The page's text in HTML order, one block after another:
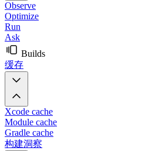
Observe
Optimize
Run
Ask
Builds
缓存
Xcode cache
Module cache
Gradle cache
构建洞察